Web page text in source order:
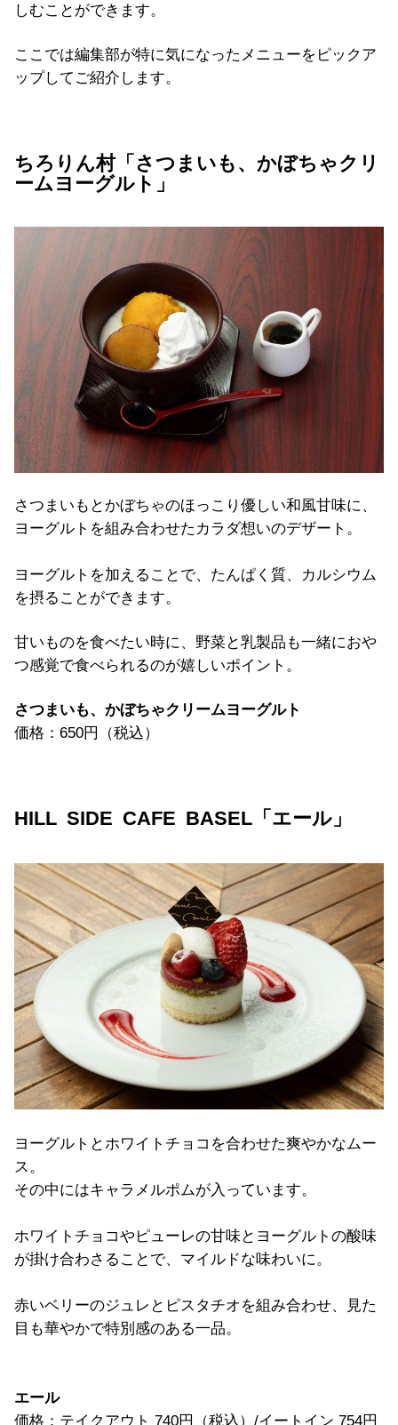
しむことができます。
ここでは編集部が特に気になったメニューをピックア
ップしてご紹介します。
ちろりん村「さつまいも、かぼちゃクリ
ームヨーグルト」
さつまいもとかぼちゃのほっこり優しい和風甘味に、
ヨーグルトを組み合わせたカラダ想いのデザート。
ヨーグルトを加えることで、たんぱく質、カルシウム
を摂ることができます。
甘いものを食べたい時に、野菜と乳製品も一緒におや
つ感覚で食べられるのが嬉しいポイント。
さつまいも、かぼちゃクリームヨーグルト
価格：650円（税込）
HILL SIDE CAFE BASEL「エール」
ヨーグルトとホワイトチョコを合わせた爽やかなムー
ス。
その中にはキャラメルポムが入っています。
ホワイトチョコやピューレの甘味とヨーグルトの酸味
が掛け合わさることで、マイルドな味わいに。
赤いベリーのジュレとピスタチオを組み合わせ、見た
目も華やかで特別感のある一品。
エール
価格：テイクアウト 740円（税込）/イートイン 754円